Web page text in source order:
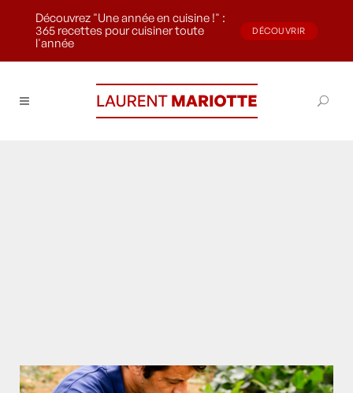
Découvrez "Une année en cuisine !" :
365 recettes pour cuisiner toute
l'année
DÉCOUVRIR